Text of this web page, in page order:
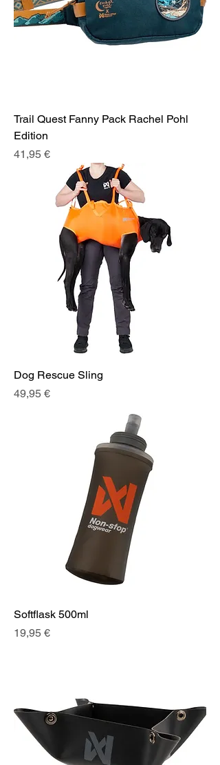
Trail Quest Fanny Pack Rachel Pohl
Edition
Prix
41,95 €
Dog Rescue Sling
Prix
49,95 €
Softflask 500ml
Prix
19,95 €